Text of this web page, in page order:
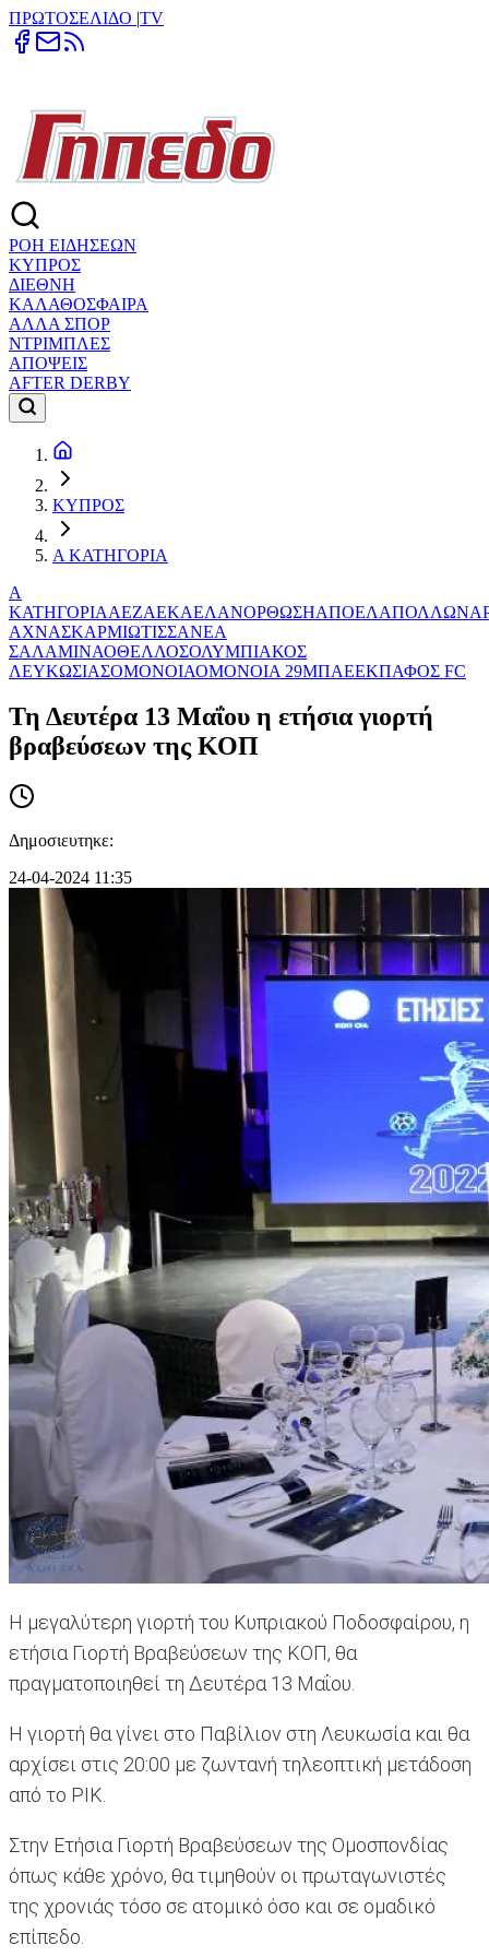
ΠΡΩΤΟΣΕΛΙΔΟ |TV
ΡΟΗ ΕΙΔΗΣΕΩΝ
ΚΥΠΡΟΣ
ΔΙΕΘΝΗ
ΚΑΛΑΘΟΣΦΑΙΡΑ
ΑΛΛΑ ΣΠΟΡ
ΝΤΡΙΜΠΛΕΣ
ΑΠΟΨΕΙΣ
AFTER DERBY
ΚΥΠΡΟΣ
Α ΚΑΤΗΓΟΡΙΑ
Α
ΚΑΤΗΓΟΡΙΑAEZΑΕΚΑΕΛΑΝΟΡΘΩΣΗΑΠΟΕΛΑΠΟΛΛΩΝ
ΑΧΝΑΣΚΑΡΜΙΩΤΙΣΣΑΝΕΑ
ΣΑΛΑΜΙΝΑΟΘΕΛΛΟΣΟΛΥΜΠΙΑΚΟΣ
ΛΕΥΚΩΣΙΑΣΟΜΟΝΟΙΑΟΜΟΝΟΙΑ 29ΜΠΑΕΕΚΠΑΦΟΣ FC
Τη Δευτέρα 13 Μαΐου η ετήσια γιορτή
βραβεύσεων της ΚΟΠ
Δημοσιευτηκε:
24-04-2024 11:35
Η μεγαλύτερη γιορτή του Κυπριακού Ποδοσφαίρου, η
ετήσια Γιορτή Βραβεύσεων της ΚΟΠ, θα
πραγματοποιηθεί τη Δευτέρα 13 Μαΐου.
Η γιορτή θα γίνει στο Παβίλιον στη Λευκωσία και θα
αρχίσει στις 20:00 με ζωντανή τηλεοπτική μετάδοση
από το ΡΙΚ.
Στην Ετήσια Γιορτή Βραβεύσεων της Ομοσπονδίας
όπως κάθε χρόνο, θα τιμηθούν οι πρωταγωνιστές
της χρονιάς τόσο σε ατομικό όσο και σε ομαδικό
επίπεδο.